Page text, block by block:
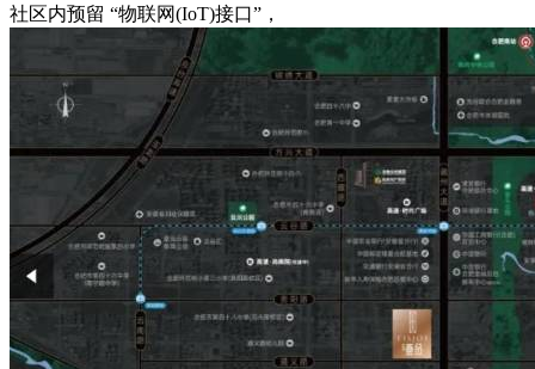
社区内预留 “物联网(IoT)接口”，